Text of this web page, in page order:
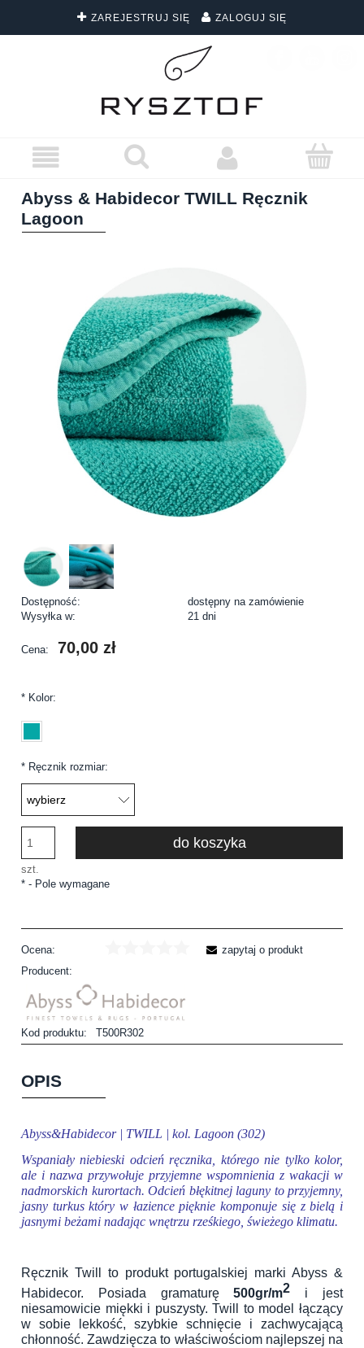
ZAREJESTRUJ SIĘ ZALOGUJ SIĘ
DARMOWA DOSTAWA WSZYSTKICH ZAMÓWIEŃ
Abyss & Habidecor TWILL Ręcznik
Lagoon
Dostępność:
dostępny na zamówienie
Wysyłka w:
21 dni
Cena: 70,00 zł
* Kolor:
* Ręcznik rozmiar:
szt.
do koszyka
* - Pole wymagane
Ocena:
Producent:
Kod produktu: T500R302
zapytaj o produkt
OPIS
Abyss&Habidecor | TWILL | kol. Lagoon (302)
Wspaniały niebieski odcień ręcznika, którego nie tylko kolor,
ale i nazwa przywołuje przyjemne wspomnienia z wakacji w
nadmorskich kurortach. Odcień błękitnej laguny to przyjemny,
jasny turkus który w łazience pięknie komponuje się z bielą i
jasnymi beżami nadając wnętrzu rześkiego, świeżego klimatu.
Ręcznik Twill to produkt portugalskiej marki Abyss &
Habidecor. Posiada gramaturę500gr/m2 i jest
niesamowicie miękki i puszysty. Twill to model łączący
w sobie lekkość, szybkie schnięcie i zachwycającą
chłonność. Zawdzięcza to właściwościom najlepszej na